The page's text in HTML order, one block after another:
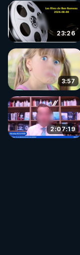
23:26
3:57
2:07:19